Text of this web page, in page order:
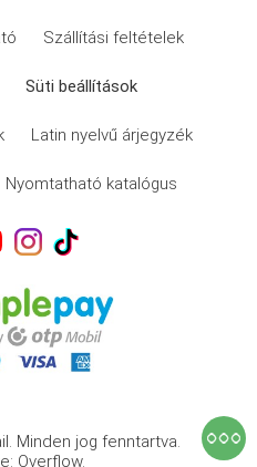
Szállítási feltételek
Süti beállítások
Latin nyelvű árjegyzék
Nyomtatható katalógus
Minden jog fenntartva.
Overflow.